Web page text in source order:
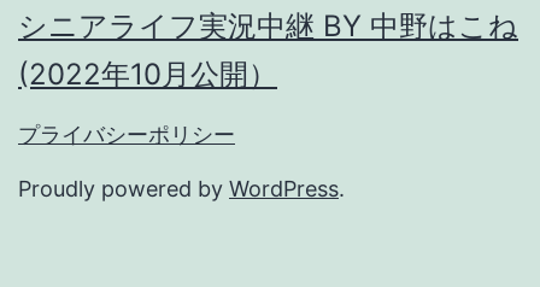
シニアライフ実況中継 BY 中野はこね
(2022年10月公開）
プライバシーポリシー
Proudly powered by WordPress.